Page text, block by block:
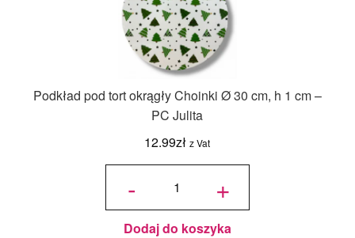
Podkład pod tort okrągły Choinki Ø 30 cm, h 1 cm –
PC Julita
12.99zł z Vat
-
ilość
okrągły
Choinki
Ø 30
cm, h 1
cm - PC
+
Dodaj do koszyka